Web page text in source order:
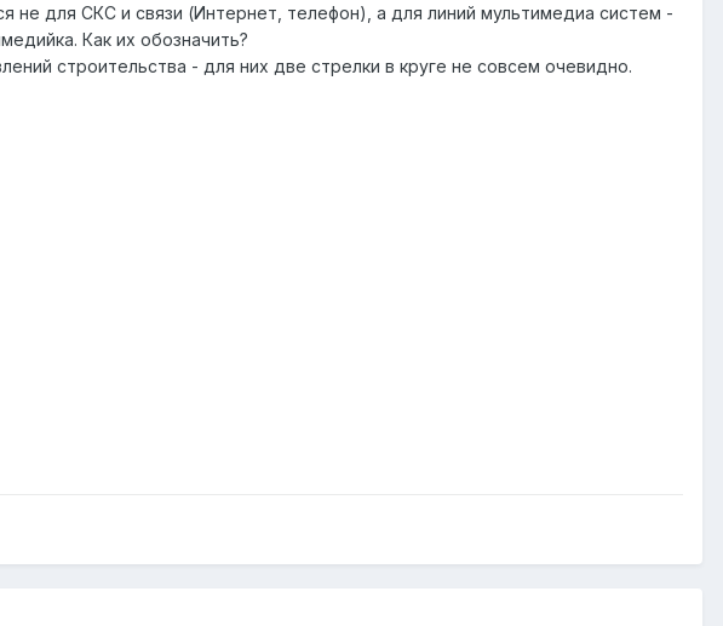
не для СКС и связи (Интернет, телефон), а для линий мультимедиа систем -
Как их обозначить?
строительства - для них две стрелки в круге не совсем очевидно.